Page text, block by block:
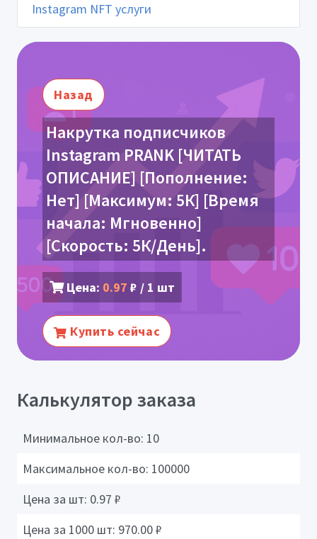
Instagram NFT услуги
Назад
Накрутка подписчиков
Instagram PRANK [ЧИТАТЬ
ОПИСАНИЕ] [Пополнение:
Нет] [Максимум: 5К] [Время
начала: Мгновенно]
[Скорость: 5К/День].
Цена: 0.97 ₽ / 1 шт
Купить сейчас
Калькулятор заказа
Минимальное кол-во: 10
Максимальное кол-во: 100000
Цена за шт: 0.97 ₽
Цена за 1000 шт: 970.00₽